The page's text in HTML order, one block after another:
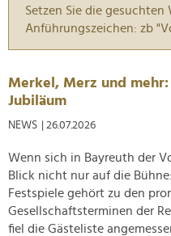
Setzen Sie die gesuchten
Anführungszeichen: zb
Merkel, Merz und
Jubiläum
NEWS | 26.07.2026
Wenn sich in Bayreuth der
Blick nicht nur auf die
Festspiele gehört zu den
Gesellschaftsterminen der
fiel die Gästeliste